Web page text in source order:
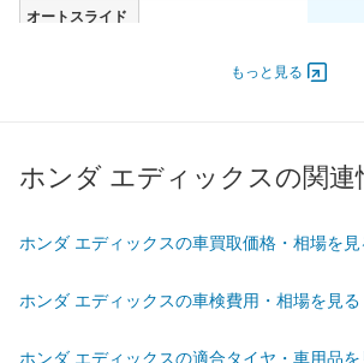
オートスライド
過給機 - -
前輪サイズ 205/55R16 205/
燃費
もっと見る
ホンダ エディックスの関連
ホンダ エディックスの車買取価格・相場を見
ホンダ エディックスの車検費用・相場を見る
ホンダ エディックスの適合タイヤ・車用品を